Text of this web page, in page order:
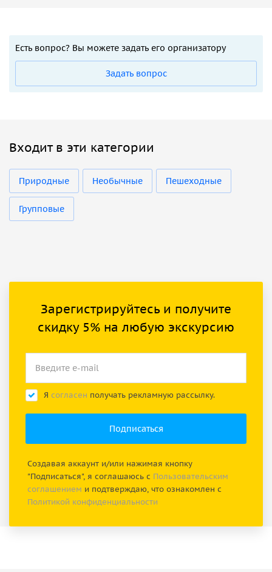
Есть вопрос? Вы можете задать его организатору
Задать вопрос
Входит в эти категории
Природные Необычные Пешеходные
Групповые
Зарегистрируйтесь и получите
скидку 5% на любую экскурсию
Я согласен получать рекламную рассылку.
Создавая аккаунт и/или нажимая кнопку
"Подписаться", я соглашаюсь с Пользовательским
соглашением и подтверждаю, что ознакомлен с
Политикой конфиденциальности